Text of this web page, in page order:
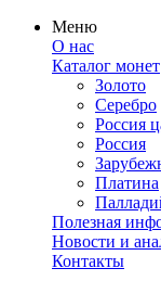
Меню
О нас
Каталог монет
Золото
Серебро
Россия
Россия
Платина
Полезная
Новости и
Контакты